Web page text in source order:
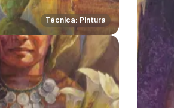
Técnica: Pintura